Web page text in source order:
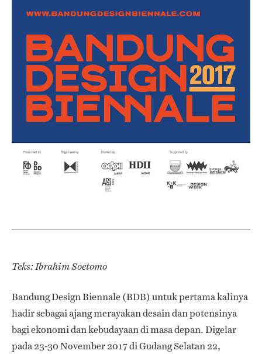
Teks: Ibrahim Soetomo
Bandung Design Biennale (BDB) untuk pertama kalinya
hadir sebagai ajang merayakan desain dan potensinya
bagi ekonomi dan kebudayaan di masa depan. Digelar
pada 23-30 November 2017 di Gudang Selatan 22,